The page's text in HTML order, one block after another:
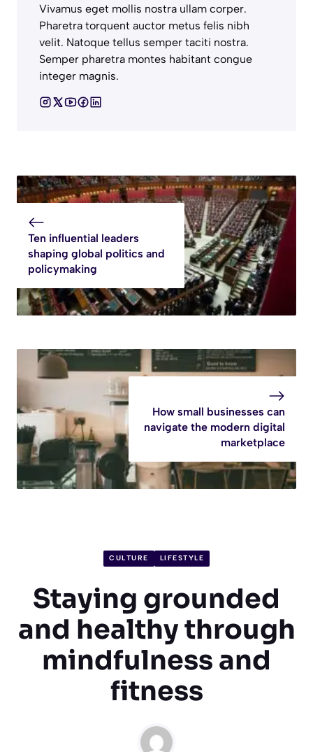
Vivamus eget mollis nostra ullam corper.
Pharetra torquent auctor metus felis nibh
velit. Natoque tellus semper taciti nostra.
Semper pharetra montes habitant congue
integer magnis.
Ten influential leaders
shaping global politics and
policymaking
How small businesses can
navigate the modern digital
marketplace
CULTURE LIFESTYLE
Staying grounded
and healthy through
mindfulness and
fitness